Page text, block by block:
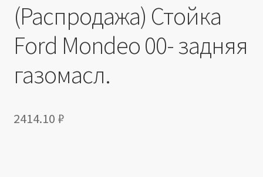
(Распродажа) Стойка
Ford Mondeo 00- задняя
газомасл.
2414.10 ₽